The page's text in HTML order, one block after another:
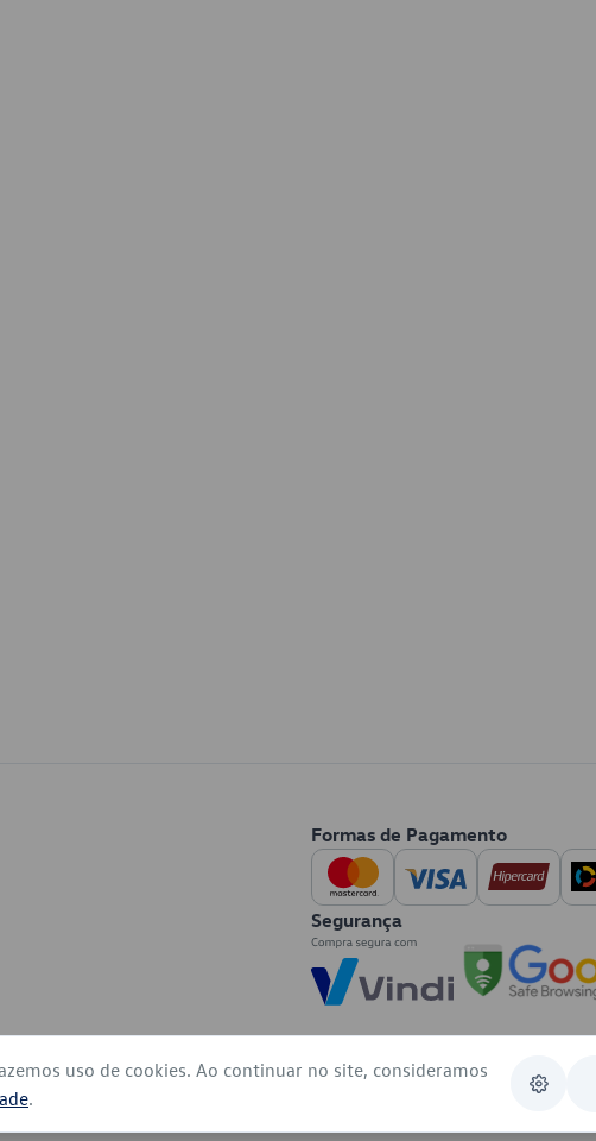
Formas de Pagamento
Segurança
uso de cookies. Ao continuar no site, consideramos
.